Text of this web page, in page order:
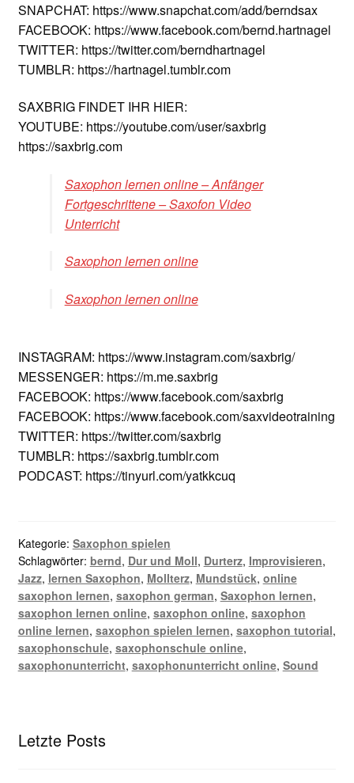
SNAPCHAT: https://www.snapchat.com/add/berndsax
FACEBOOK: https://www.facebook.com/bernd.hartnagel
TWITTER: https://twitter.com/berndhartnagel
TUMBLR: https://hartnagel.tumblr.com
SAXBRIG FINDET IHR HIER:
YOUTUBE: https://youtube.com/user/saxbrig
https://saxbrig.com
Saxophon lernen online – Anfänger
Fortgeschrittene – Saxofon Video
Unterricht
Saxophon lernen online
Saxophon lernen online
INSTAGRAM: https://www.instagram.com/saxbrig/
MESSENGER: https://m.me.saxbrig
FACEBOOK: https://www.facebook.com/saxbrig
FACEBOOK: https://www.facebook.com/saxvideotraining
TWITTER: https://twitter.com/saxbrig
TUMBLR: https://saxbrig.tumblr.com
PODCAST: https://tinyurl.com/yatkkcuq
Kategorie: Saxophon spielen
Schlagwörter: bernd, Dur und Moll, Durterz, Improvisieren,
Jazz, lernen Saxophon, Mollterz, Mundstück, online
saxophon lernen, saxophon german, Saxophon lernen,
saxophon lernen online, saxophon online, saxophon
online lernen, saxophon spielen lernen, saxophon tutorial,
saxophonschule, saxophonschule online,
saxophonunterricht, saxophonunterricht online, Sound
Letzte Posts